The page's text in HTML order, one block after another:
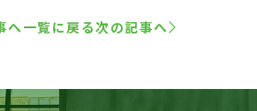
へ一覧に戻る次の記事へ